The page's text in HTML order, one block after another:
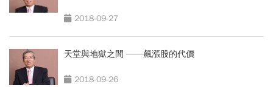
2018-09-27
天堂與地獄之間 ——飆漲股的代價
2018-09-26